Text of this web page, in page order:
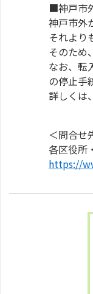
■神戸市
神戸市外
それより
そのため
なお、転
の停止手
詳しくは
＜問合せ
各区役所
https://